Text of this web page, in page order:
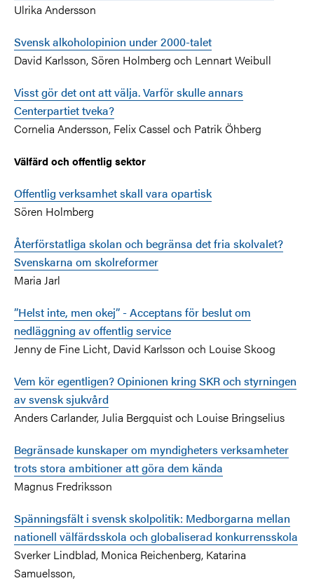
Ulrika Andersson
Svensk alkoholopinion under 2000-talet
David Karlsson, Sören Holmberg och Lennart Weibull
Visst gör det ont att välja. Varför skulle annars
Centerpartiet tveka?
Cornelia Andersson, Felix Cassel och Patrik Öhberg
Välfärd och offentlig sektor
Offentlig verksamhet skall vara opartisk
Sören Holmberg
Återförstatliga skolan och begränsa det fria skolvalet?
Svenskarna om skolreformer
Maria Jarl
”Helst inte, men okej” - Acceptans för beslut om
nedläggning av offentlig service
Jenny de Fine Licht, David Karlsson och Louise Skoog
Vem kör egentligen? Opinionen kring SKR och styrningen
av svensk sjukvård
Anders Carlander, Julia Bergquist och Louise Bringselius
Begränsade kunskaper om myndigheters verksamheter
trots stora ambitioner att göra dem kända
Magnus Fredriksson
Spänningsfält i svensk skolpolitik: Medborgarna mellan
nationell välfärdsskola och globaliserad konkurrensskola
Sverker Lindblad, Monica Reichenberg, Katarina
Samuelsson,